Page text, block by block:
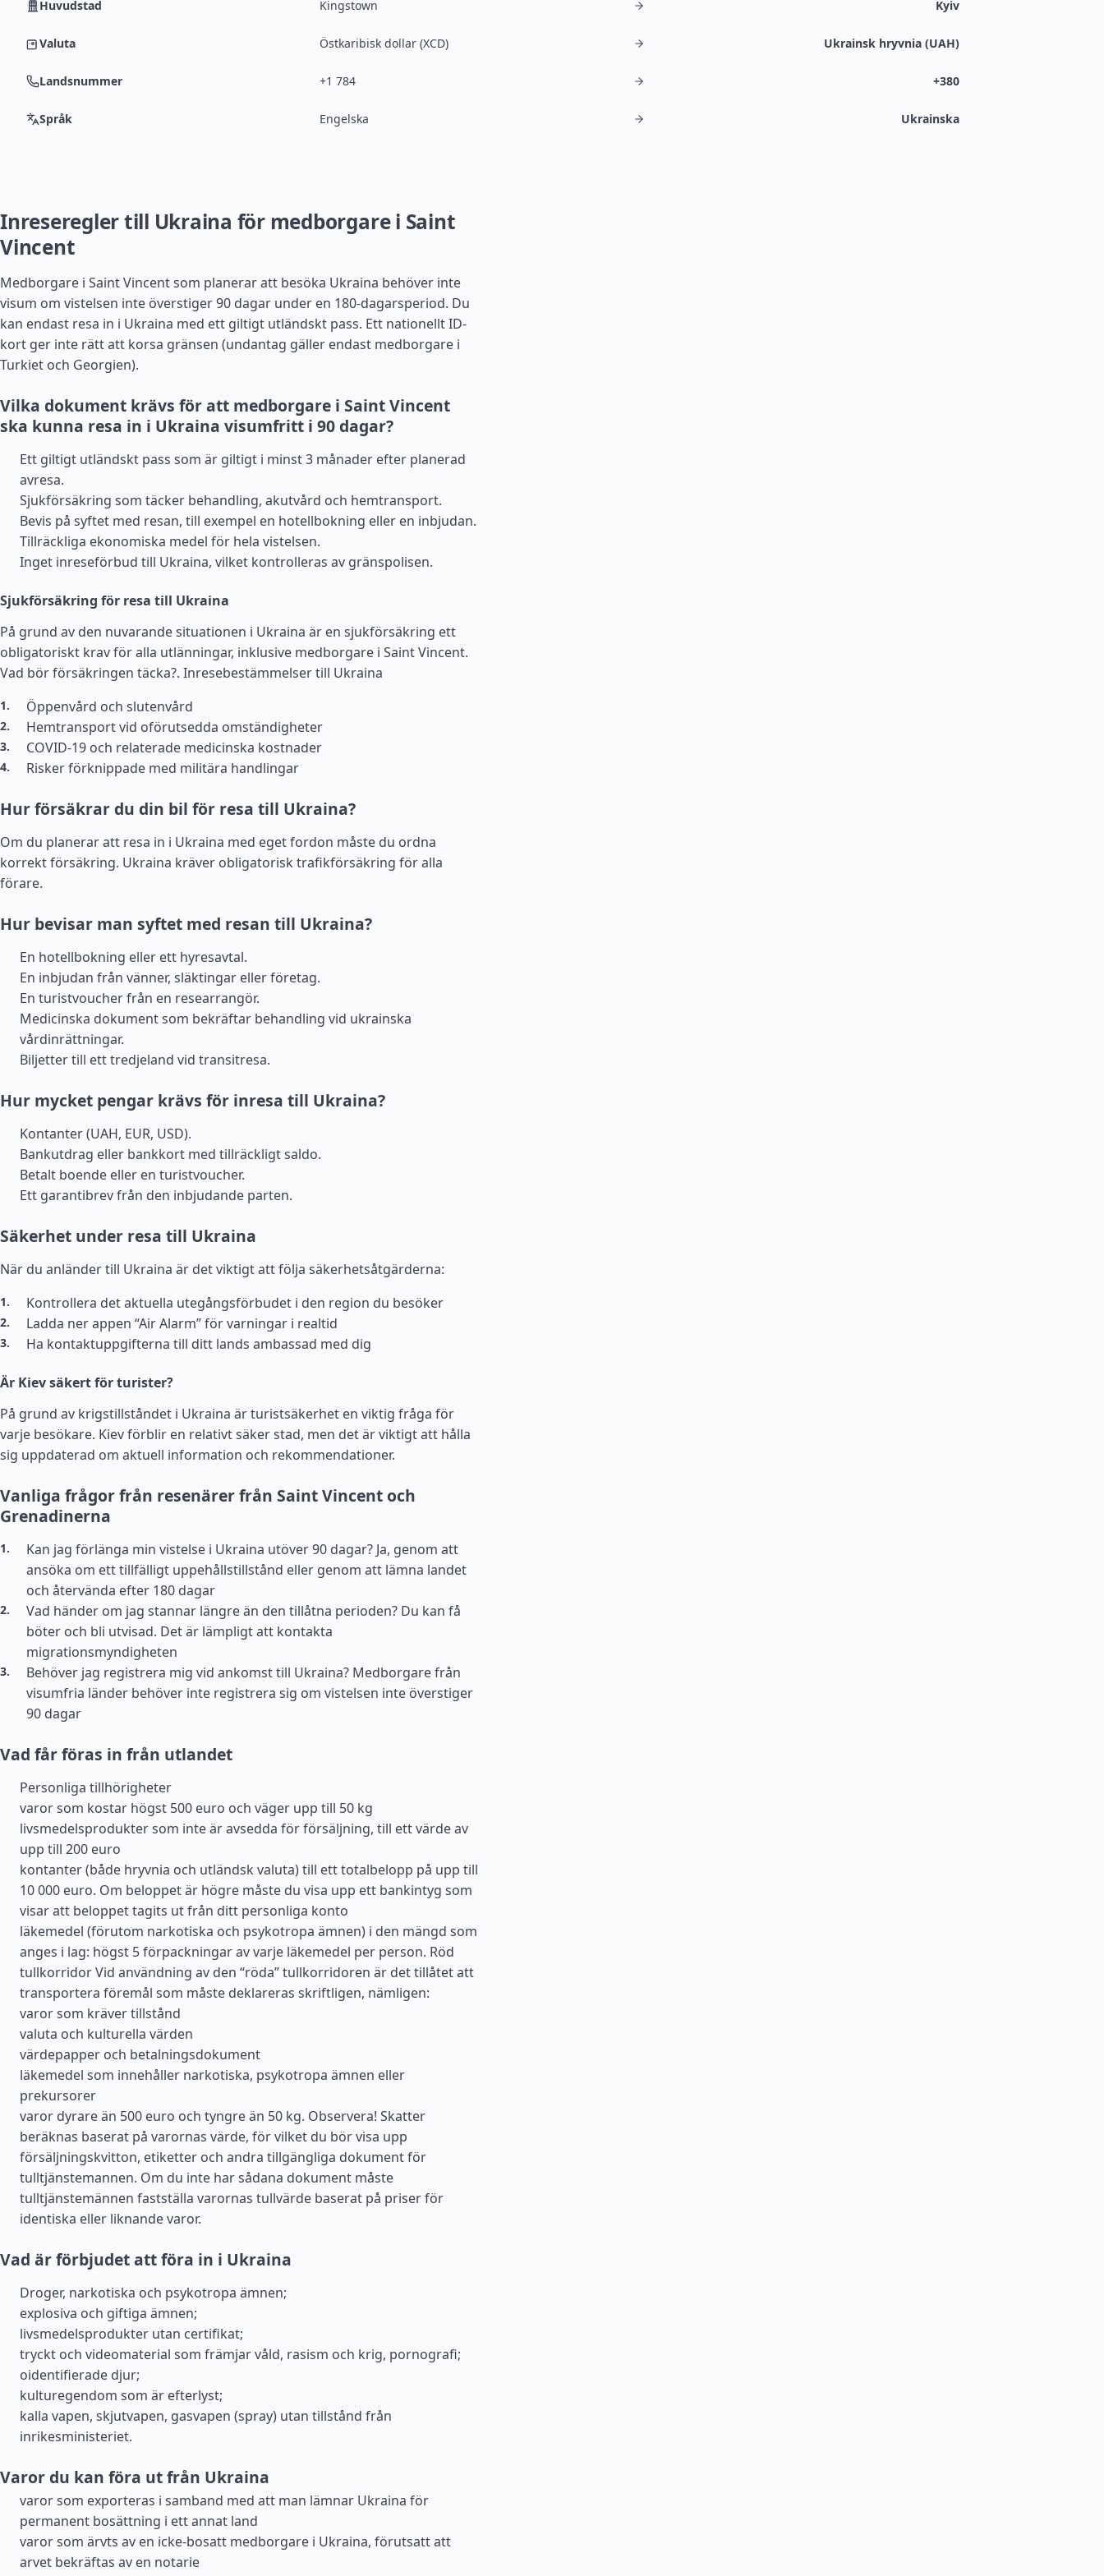
Huvudstad Kingstown Kyiv
Valuta Östkaribisk dollar (XCD) Ukrainsk hryvnia (UAH)
Landsnummer +1 784 +380
Språk Engelska Ukrainska
Inreseregler till Ukraina för medborgare i Saint
Vincent
Medborgare i Saint Vincent som planerar att besöka Ukraina behöver inte
visum om vistelsen inte överstiger 90 dagar under en 180-dagarsperiod. Du
kan endast resa in i Ukraina med ett giltigt utländskt pass. Ett nationellt ID-
kort ger inte rätt att korsa gränsen (undantag gäller endast medborgare i
Turkiet och Georgien).
Vilka dokument krävs för att medborgare i Saint Vincent
ska kunna resa in i Ukraina visumfritt i 90 dagar?
Ett giltigt utländskt pass som är giltigt i minst 3 månader efter planerad
avresa.
Sjukförsäkring som täcker behandling, akutvård och hemtransport.
Bevis på syftet med resan, till exempel en hotellbokning eller en inbjudan.
Tillräckliga ekonomiska medel för hela vistelsen.
Inget inreseförbud till Ukraina, vilket kontrolleras av gränspolisen.
Sjukförsäkring för resa till Ukraina
På grund av den nuvarande situationen i Ukraina är en sjukförsäkring ett
obligatoriskt krav för alla utlänningar, inklusive medborgare i Saint Vincent.
Vad bör försäkringen täcka?. Inresebestämmelser till Ukraina
Öppenvård och slutenvård
Hemtransport vid oförutsedda omständigheter
COVID-19 och relaterade medicinska kostnader
Risker förknippade med militära handlingar
Hur försäkrar du din bil för resa till Ukraina?
Om du planerar att resa in i Ukraina med eget fordon måste du ordna
korrekt försäkring. Ukraina kräver obligatorisk trafikförsäkring för alla
förare.
Hur bevisar man syftet med resan till Ukraina?
En hotellbokning eller ett hyresavtal.
En inbjudan från vänner, släktingar eller företag.
En turistvoucher från en researrangör.
Medicinska dokument som bekräftar behandling vid ukrainska
vårdinrättningar.
Biljetter till ett tredjeland vid transitresa.
Hur mycket pengar krävs för inresa till Ukraina?
Kontanter (UAH, EUR, USD).
Bankutdrag eller bankkort med tillräckligt saldo.
Betalt boende eller en turistvoucher.
Ett garantibrev från den inbjudande parten.
Säkerhet under resa till Ukraina
När du anländer till Ukraina är det viktigt att följa säkerhetsåtgärderna:
Kontrollera det aktuella utegångsförbudet i den region du besöker
Ladda ner appen “Air Alarm” för varningar i realtid
Ha kontaktuppgifterna till ditt lands ambassad med dig
Är Kiev säkert för turister?
På grund av krigstillståndet i Ukraina är turistsäkerhet en viktig fråga för
varje besökare. Kiev förblir en relativt säker stad, men det är viktigt att hålla
sig uppdaterad om aktuell information och rekommendationer.
Vanliga frågor från resenärer från Saint Vincent och
Grenadinerna
Kan jag förlänga min vistelse i Ukraina utöver 90 dagar? Ja, genom att
ansöka om ett tillfälligt uppehållstillstånd eller genom att lämna landet
och återvända efter 180 dagar
Vad händer om jag stannar längre än den tillåtna perioden? Du kan få
böter och bli utvisad. Det är lämpligt att kontakta
migrationsmyndigheten
Behöver jag registrera mig vid ankomst till Ukraina? Medborgare från
visumfria länder behöver inte registrera sig om vistelsen inte överstiger
90 dagar
Vad får föras in från utlandet
Personliga tillhörigheter
varor som kostar högst 500 euro och väger upp till 50 kg
livsmedelsprodukter som inte är avsedda för försäljning, till ett värde av
upp till 200 euro
kontanter (både hryvnia och utländsk valuta) till ett totalbelopp på upp till
10 000 euro. Om beloppet är högre måste du visa upp ett bankintyg som
visar att beloppet tagits ut från ditt personliga konto
läkemedel (förutom narkotiska och psykotropa ämnen) i den mängd som
anges i lag: högst 5 förpackningar av varje läkemedel per person. Röd
tullkorridor Vid användning av den “röda” tullkorridoren är det tillåtet att
transportera föremål som måste deklareras skriftligen, nämligen:
varor som kräver tillstånd
valuta och kulturella värden
värdepapper och betalningsdokument
läkemedel som innehåller narkotiska, psykotropa ämnen eller
prekursorer
varor dyrare än 500 euro och tyngre än 50 kg. Observera! Skatter
beräknas baserat på varornas värde, för vilket du bör visa upp
försäljningskvitton, etiketter och andra tillgängliga dokument för
tulltjänstemannen. Om du inte har sådana dokument måste
tulltjänstemännen fastställa varornas tullvärde baserat på priser för
identiska eller liknande varor.
Vad är förbjudet att föra in i Ukraina
Droger, narkotiska och psykotropa ämnen;
explosiva och giftiga ämnen;
livsmedelsprodukter utan certifikat;
tryckt och videomaterial som främjar våld, rasism och krig, pornografi;
oidentifierade djur;
kulturegendom som är efterlyst;
kalla vapen, skjutvapen, gasvapen (spray) utan tillstånd från
inrikesministeriet.
Varor du kan föra ut från Ukraina
varor som exporteras i samband med att man lämnar Ukraina för
permanent bosättning i ett annat land
varor som ärvts av en icke-bosatt medborgare i Ukraina, förutsatt att
arvet bekräftas av en notarie